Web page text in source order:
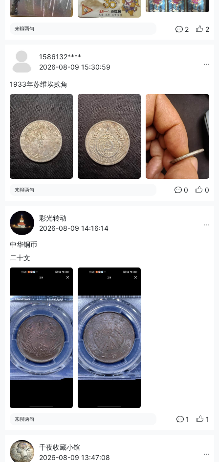
功，平定方腊后屯驻杭州时发背疮而死，后追封忠武郎。
来聊两句 2 2
1586132****
2026-08-09 15:30:59
...
1933年苏维埃贰角
来聊两句 0 0
彩光转动
2026-08-09 14:16:14
...
中华铜币
二十文
来聊两句 1 1
千夜收藏小馆
2026-08-09 13:47:08
...